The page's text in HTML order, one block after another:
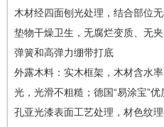
木材经四面刨光处理，结合部位
垫物干燥卫生，无腐烂变质、无
弹簧和高弹力绷带打底
外露木料：实木框架，木材含水
光，光滑不粗糙；德国“易涂宝”
孔亚光漆表面工艺处理，材色纹